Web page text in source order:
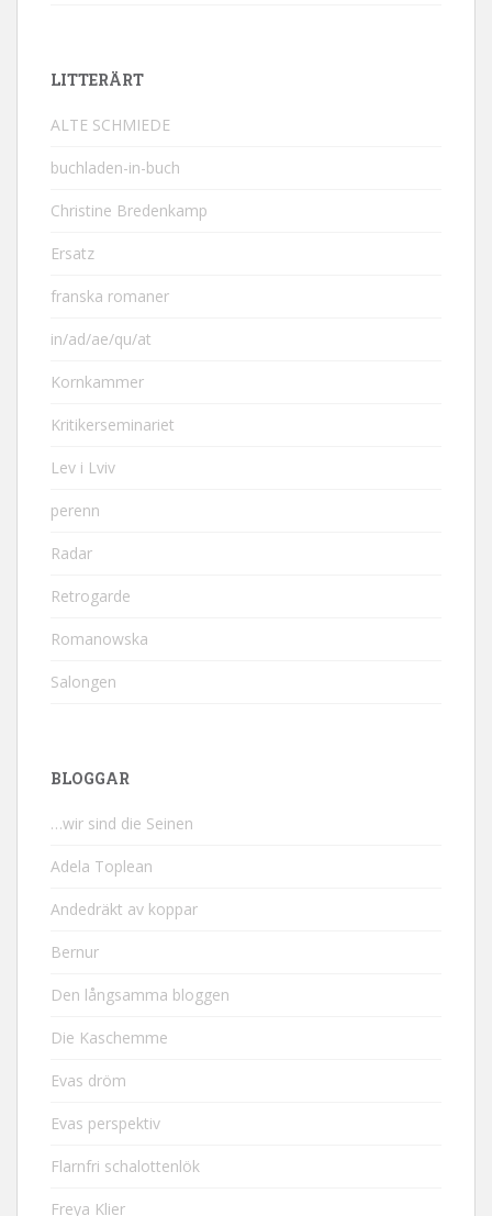
LITTERÄRT
ALTE SCHMIEDE
buchladen-in-buch
Christine Bredenkamp
Ersatz
franska romaner
in/ad/ae/qu/at
Kornkammer
Kritikerseminariet
Lev i Lviv
perenn
Radar
Retrogarde
Romanowska
Salongen
BLOGGAR
…wir sind die Seinen
Adela Toplean
Andedräkt av koppar
Bernur
Den långsamma bloggen
Die Kaschemme
Evas dröm
Evas perspektiv
Flarnfri schalottenlök
Freya Klier